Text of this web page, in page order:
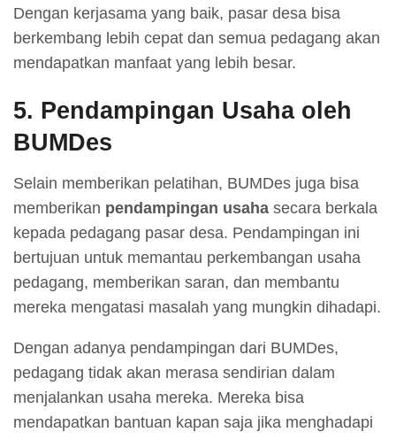
Dengan kerjasama yang baik, pasar desa bisa
berkembang lebih cepat dan semua pedagang akan
mendapatkan manfaat yang lebih besar.
5. Pendampingan Usaha oleh
BUMDes
Selain memberikan pelatihan, BUMDes juga bisa
memberikan pendampingan usaha secara berkala
kepada pedagang pasar desa. Pendampingan ini
bertujuan untuk memantau perkembangan usaha
pedagang, memberikan saran, dan membantu
mereka mengatasi masalah yang mungkin dihadapi.
Dengan adanya pendampingan dari BUMDes,
pedagang tidak akan merasa sendirian dalam
menjalankan usaha mereka. Mereka bisa
mendapatkan bantuan kapan saja jika menghadapi